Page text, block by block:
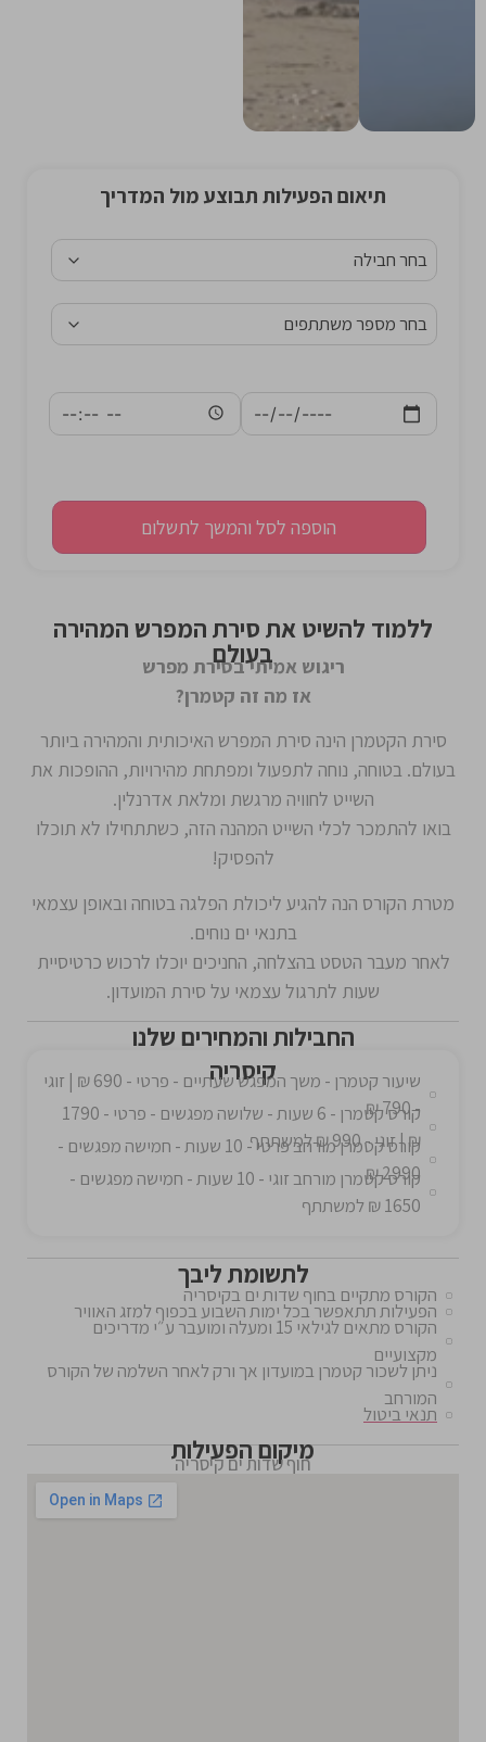
תיאום הפעילות תבוצע מול המדריך
הוספה לסל והמשך לתשלום
ללמוד להשיט את סירת המפרש המהירה
בעולם
ריגוש אמיתי בסירת מפרש
אז מה זה קטמרן?
סירת הקטמרן הינה סירת המפרש האיכותית והמהירה ביותר
בעולם. בטוחה, נוחה לתפעול ומפתחת מהירויות, ההופכות את
השייט לחוויה מרגשת ומלאת אדרנלין.
בואו להתמכר לכלי השייט המהנה הזה, כשתתחילו לא תוכלו
להפסיק!
מטרת הקורס הנה להגיע ליכולת הפלגה בטוחה ובאופן עצמאי
בתנאי ים נוחים.
לאחר מעבר הטסט בהצלחה, החניכים יוכלו לרכוש כרטיסיית
שעות לתרגול עצמאי על סירת המועדון.
החבילות והמחירים שלנו
קיסריה
שיעור קטמרן - משך המפגש שעתיים - פרטי - 690 ₪ | זוגי
- 790 ₪
קורס קטמרן - 6 שעות - שלושה מפגשים - פרטי - 1790
₪ | זוגי - 990 ₪ למשתתף
קורס קטמרן מורחב פרטי - 10 שעות - חמישה מפגשים -
2990 ₪
קורס קטמרן מורחב זוגי - 10 שעות - חמישה מפגשים -
1650 ₪ למשתתף
לתשומת ליבך
הקורס מתקיים בחוף שדות ים בקיסריה
הפעילות תתאפשר בכל ימות השבוע בכפוף למזג האוויר
הקורס מתאים לגילאי 15 ומעלה ומועבר ע״י מדריכים
מקצועיים
ניתן לשכור קטמרן במועדון אך ורק לאחר השלמה של הקורס
המורחב
תנאי ביטול
מיקום הפעילות
חוף שדות ים קיסריה